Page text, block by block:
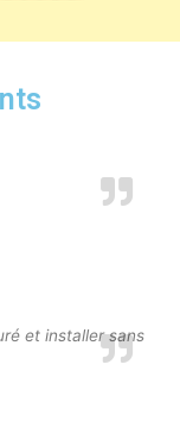
et installer sans